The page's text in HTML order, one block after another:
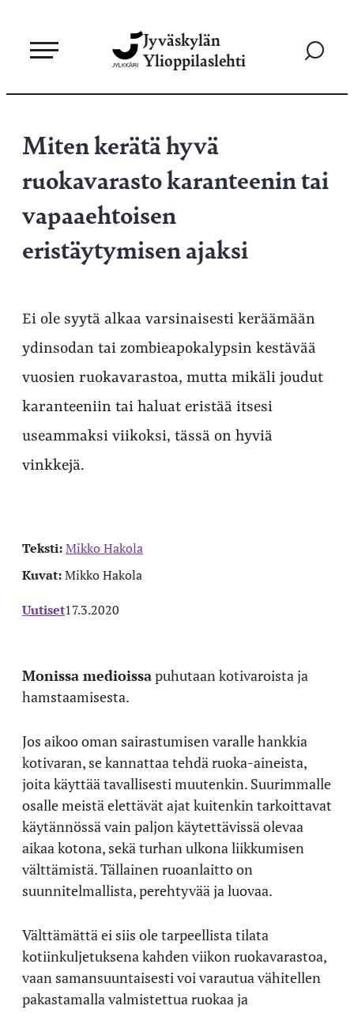
sisältöön
Jyväskylän
Ylioppilaslehti
Siirry
Miten kerätä hyvä
ruokavarasto karanteenin tai
vapaaehtoisen
eristäytymisen ajaksi
Ei ole syytä alkaa varsinaisesti keräämään
ydinsodan tai zombieapokalypsin kestävää
vuosien ruokavarastoa, mutta mikäli joudut
karanteeniin tai haluat eristää itsesi
useammaksi viikoksi, tässä on hyviä
vinkkejä.
Teksti:Mikko Hakola
Kuvat:Mikko Hakola
Uutiset17.3.2020
Monissa medioissapuhutaan kotivaroista ja
hamstaamisesta.
Jos aikoo oman sairastumisen varalle hankkia
kotivaran, se kannattaa tehdä ruoka-aineista,
joita käyttää tavallisesti muutenkin. Suurimmalle
osalle meistä elettävät ajat kuitenkin tarkoittavat
käytännössä vain paljon käytettävissä olevaa
aikaa kotona, sekä turhan ulkona liikkumisen
välttämistä. Tällainen ruoanlaitto on
suunnitelmallista, perehtyvää ja luovaa.
Välttämättä ei siis ole tarpeellista tilata
kotiinkuljetuksena kahden viikon ruokavarastoa,
vaan samansuuntaisesti voi varautua vähitellen
pakastamalla valmistettua ruokaa ja